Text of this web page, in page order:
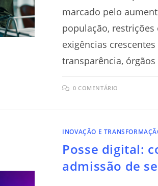
marcado pelo
população,
exigências
transparência,
0 COMENTÁRIO
INOVAÇÃO E
Posse digital:
admissão de